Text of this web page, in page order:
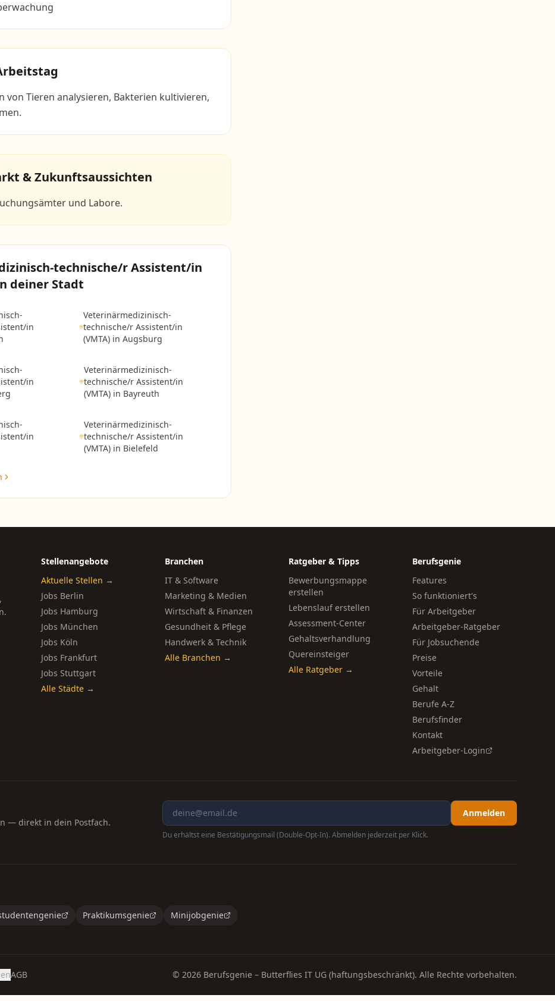
von Tieren analysieren, Bakterien kultivieren,
& Zukunftsaussichten
und Labore.
technische/r Assistent/in
deiner Stadt
in
Veterinärmedizinisch-
technische/r Assistent/in
(VMTA) inAugsburg
in
Veterinärmedizinisch-
technische/r Assistent/in
(VMTA)in Bayreuth
in
Veterinärmedizinisch-
technische/r Assistent/in
(VMTA)in Bielefeld
Stellenangebote
Aktuelle Stellen →
Jobs Berlin
Jobs Hamburg
Jobs München
Jobs Köln
Jobs Frankfurt
Jobs Stuttgart
Alle Städte →
Branchen
IT & Software
Marketing & Medien
Wirtschaft & Finanzen
Gesundheit & Pflege
Handwerk & Technik
Alle Branchen →
Ratgeber & Tipps
Bewerbungsmappe
erstellen
Lebenslauf erstellen
Assessment-Center
Gehaltsverhandlung
Quereinsteiger
Alle Ratgeber →
Berufsgenie
Features
So funktioniert's
Für Arbeitgeber
Arbeitgeber-Ratgeber
Für Jobsuchende
Preise
Vorteile
Gehalt
Berufe A-Z
Berufsfinder
Kontakt
Arbeitgeber-Login
— direkt in dein Postfach.
Anmelden
Du erhältst eine Bestätigungsmail (Double-Opt-In). Abmelden jederzeit per Klick.
Praktikumsgenie Minijobgenie
AGB © 2026 Berufsgenie – Butterflies IT UG (haftungsbeschränkt). Alle Rechte vorbehalten.